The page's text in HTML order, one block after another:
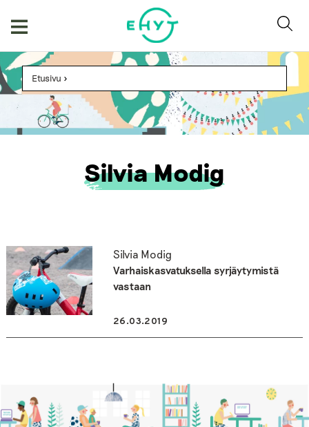
Etusivu >
Silvia Modig
Silvia Modig
Varhaiskasvatuksella syrjäytymistä
vastaan
26.03.2019